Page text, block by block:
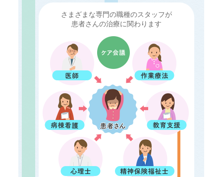
さまざまな専門の職種のスタッフが
患者さんの治療に関わります